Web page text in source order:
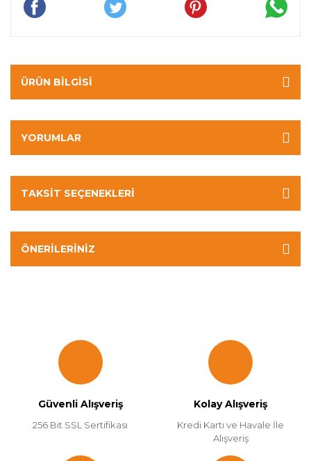
ÜRÜN BILGISI
YORUMLAR
TAKSIT SEÇENEKLERI
ÖNERILERINIZ
Güvenli Alışveriş
256 Bit SSL Sertifikası
Kolay Alışveriş
Kredi Kartı ve Havale İle
Alışveriş